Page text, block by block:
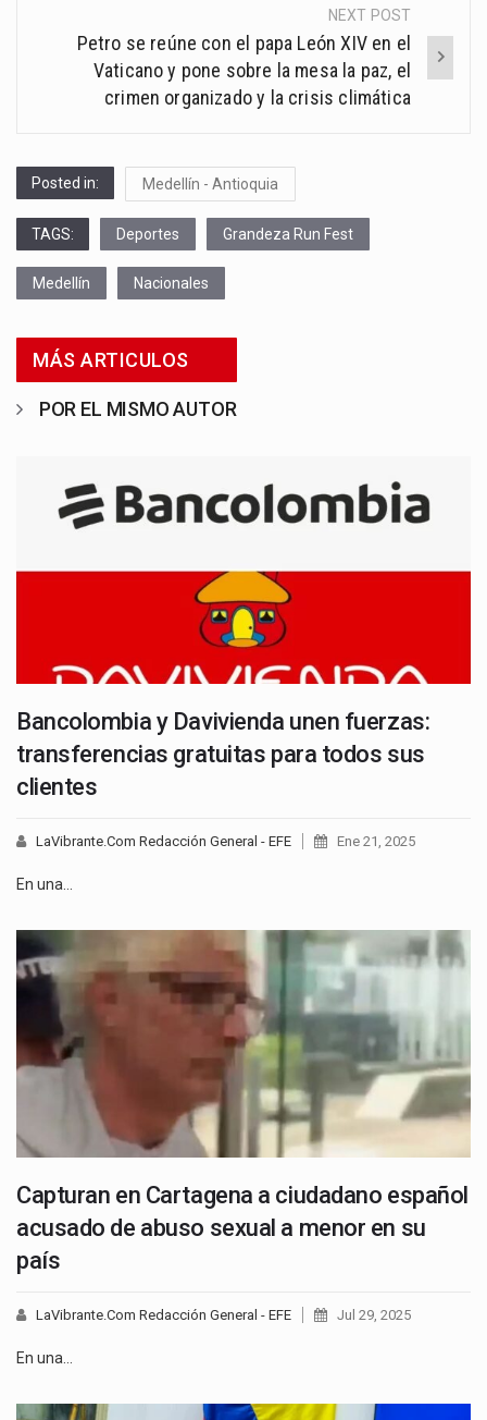
NEXT POST
Petro se reúne con el papa León XIV en el
Vaticano y pone sobre la mesa la paz, el
crimen organizado y la crisis climática
Posted in: Medellín - Antioquia
TAGS: Deportes Grandeza Run Fest
Medellín Nacionales
MÁS ARTICULOS
POR EL MISMO AUTOR
Bancolombia y Davivienda unen fuerzas:
transferencias gratuitas para todos sus
clientes
LaVibrante.Com Redacción General - EFE Ene 21, 2025
En una…
Capturan en Cartagena a ciudadano español
acusado de abuso sexual a menor en su
país
LaVibrante.Com Redacción General - EFE Jul 29, 2025
En una…